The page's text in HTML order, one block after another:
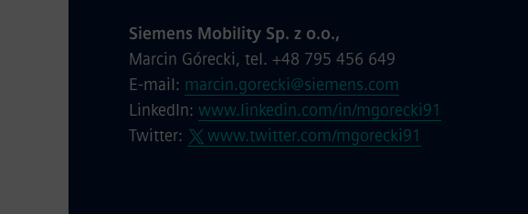
Siemens Mobility Sp. z o.o.,
Marcin Górecki, tel. +48 795 456 649
E-mail: marcin.gorecki@siemens.com
LinkedIn: www.linkedin.com/in/mgorecki91
Twitter:
www.twitter.com/mgorecki91